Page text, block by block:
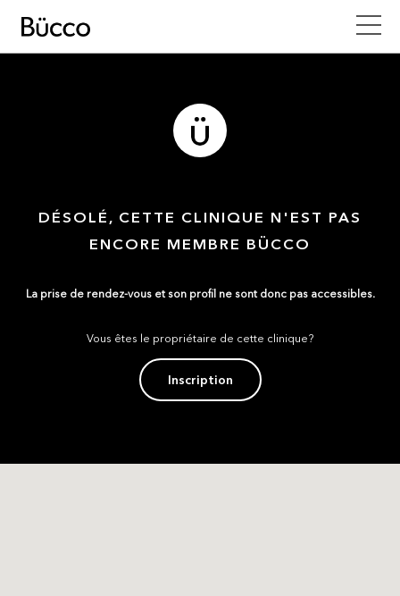
DÉSOLÉ, CETTE CLINIQUE N'EST PAS
ENCORE MEMBRE BÜCCO
La prise de rendez-vous et son profil ne sont donc pas accessibles.
Vous êtes le propriétaire de cette clinique?
Inscription